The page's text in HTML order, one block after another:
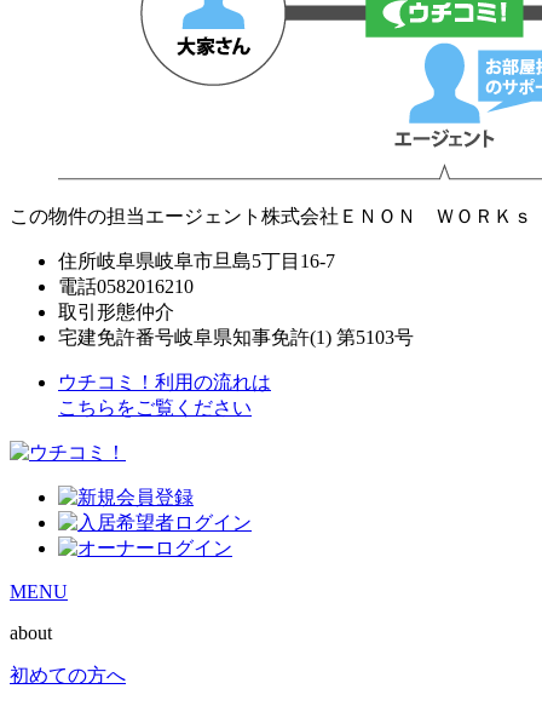
この物件の担当エージェント 株式会社ＥＮＯＮ ＷＯＲＫｓ
住所岐阜県岐阜市旦島5丁目16-7
電話0582016210
取引形態仲介
宅建免許番号岐阜県知事免許(1) 第5103号
ウチコミ！利用の流れは
こちらをご覧ください
MENU
about
初めての方へ